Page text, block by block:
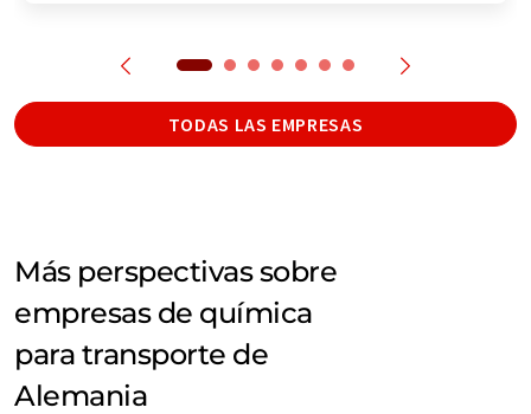
TODAS LAS EMPRESAS
Más perspectivas sobre
empresas de química
para transporte de
Alemania